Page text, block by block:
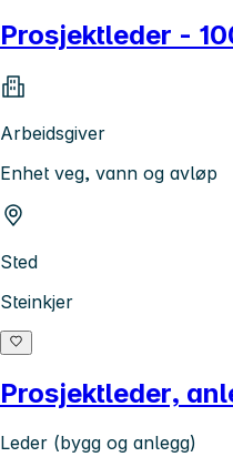
Prosjektleder -
Arbeidsgiver
Enhet veg, vann og avløp
Sted
Steinkjer
Prosjektleder,
Leder (bygg og anlegg)